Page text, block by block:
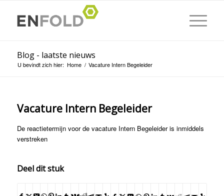
Blog - laatste nieuws
U bevindt zich hier: Home / Vacature Intern Begeleider
Vacature Intern Begeleider
De reactietermijn voor de vacature Intern Begeleider is inmiddels
verstreken
Deel dit stuk